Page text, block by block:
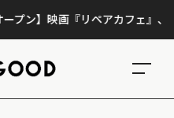
画『リペアカフェ』、上映300